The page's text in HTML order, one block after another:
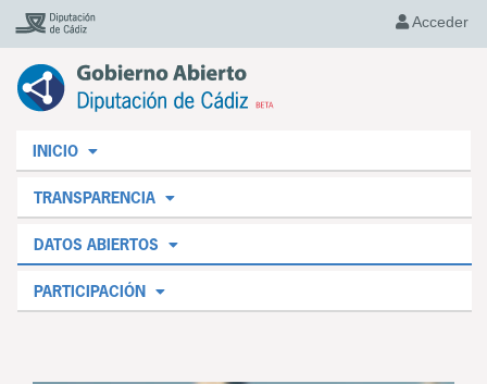
Acceder
INICIO
TRANSPARENCIA
DATOS ABIERTOS
PARTICIPACIÓN